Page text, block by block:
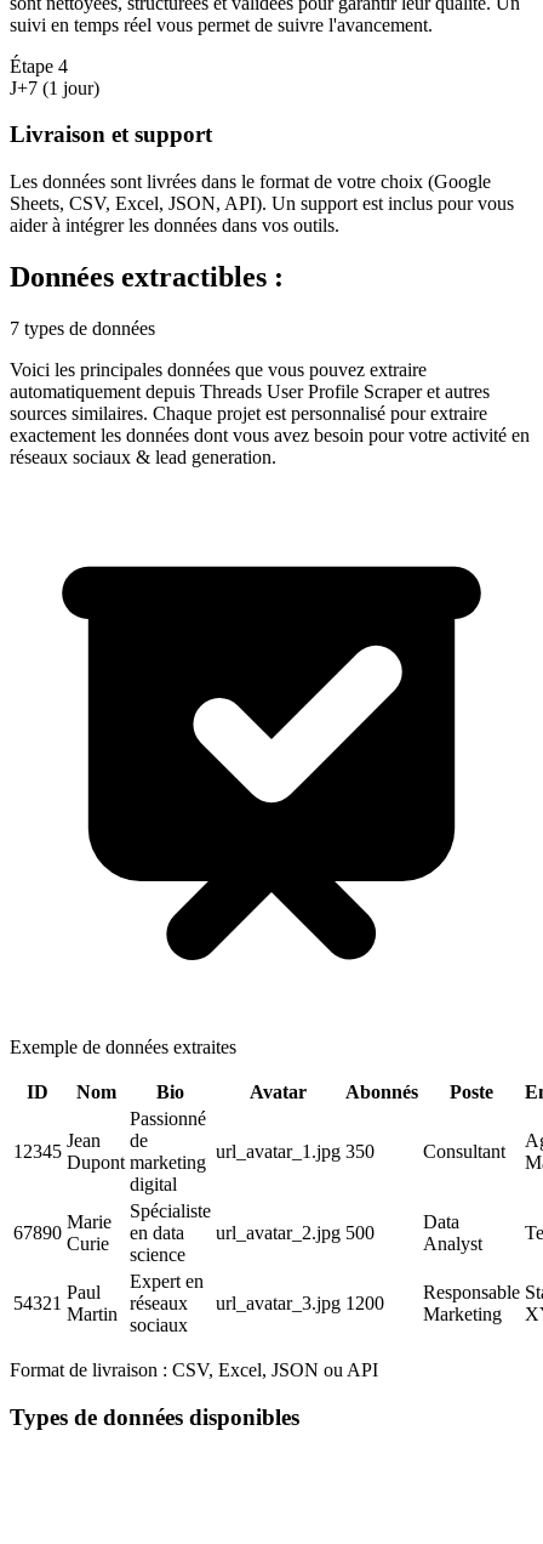
suivi en temps réel vous permet de suivre l'avancement.
Étape 4
J+7 (1 jour)
Livraison et support
Les données sont livrées dans le format de votre choix (Google
Sheets, CSV, Excel, JSON, API). Un support est inclus pour vous
aider à intégrer les données dans vos outils.
Données extractibles :
7 types de données
Voici les principales données que vous pouvez extraire
automatiquement depuis Threads User Profile Scraperet autres
sources similaires. Chaque projet est personnalisé pour extraire
exactement les données dont vous avez besoin pour votre activité en
réseaux sociaux & lead generation.
Exemple de données extraites
ID Nom Bio Avatar Abonnés Poste
12345
Jean
Dupont
Passionné
de
marketing
digital
url_avatar_1.jpg 350 Consultant
67890
Marie
Curie
Spécialiste
en data
science
url_avatar_2.jpg 500
Data
Analyst
54321
Paul
Martin
Expert en
réseaux
sociaux
url_avatar_3.jpg 1200
Responsable
Marketing
Format de livraison : CSV, Excel, JSON ou API
Types de données disponibles